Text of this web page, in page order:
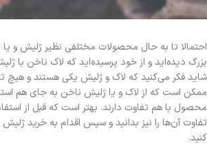
احتمالا تا به حال محصولات مختلفی نظیر ژلیش و یا
بزرگ دیده‌اید و از خود پرسیده‌اید که لاک ناخن با
شاید فکر می‌کنید که لاک و ژلیش یکی هستند و هیچ
ممکن است که از لاک و یا ژلیش ناخن به جای هم
محصول با هم تفاوت دارند. بهتر است که قبل از
تفاوت آن‌ها را نیز بدانید و سپس اقدام به خرید
کنید.